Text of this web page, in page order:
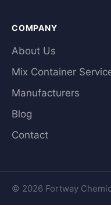
COMPANY
About Us
Mix Container
Manufacturers
Blog
Contact
© 2026 Fortway